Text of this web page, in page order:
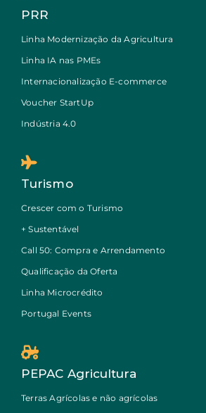
PRR
Linha Modernização da Agricultura
Linha IA nas PMEs
Internacionalização E-commerce
Voucher StartUp
Indústria 4.0
Turismo
Crescer com o Turismo
+ Sustentável
Call 50: Compra e Arrendamento
Qualificação da Oferta
Linha Microcrédito
Portugal Events
PEPAC Agricultura
Terras Agrícolas e não agrícolas